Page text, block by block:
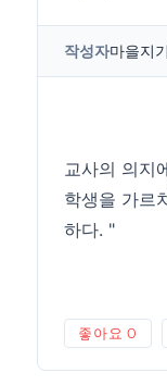
작성자마을지기
교사의 의지
학생을 가르
하다. "
좋아요 0